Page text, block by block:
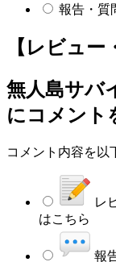
報告・質
【レビュー
無人島サバ
にコメント
コメント内容を以
レ
はこちら
報